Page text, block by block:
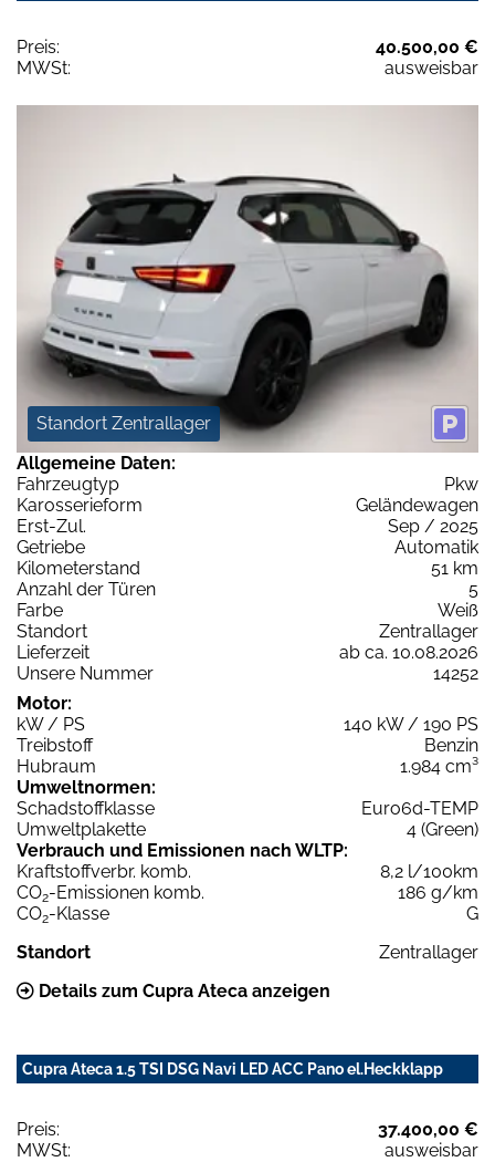
Preis:
40.500,00 €
MWSt:
ausweisbar
Standort Zentrallager
Allgemeine Daten:
Fahrzeugtyp
Pkw
Karosserieform
Geländewagen
Erst-Zul.
Sep / 2025
Getriebe
Automatik
Kilometerstand
51 km
Anzahl der Türen
5
Farbe
Weiß
Standort
Zentrallager
Lieferzeit
ab ca. 10.08.2026
Unsere Nummer
14252
Motor:
kW / PS
140 kW / 190 PS
Treibstoff
Benzin
Hubraum
1.984 cm³
Umweltnormen:
Schadstoffklasse
Euro6d-TEMP
Umweltplakette
4 (Green)
Verbrauch und Emissionen nach WLTP:
Kraftstoffverbr. komb.
8,2 l/100km
CO2-Emissionen komb.
186 g/km
CO2-Klasse
G
Standort
Zentrallager
Details zum Cupra Ateca anzeigen
Cupra Ateca 1.5 TSI DSG Navi LED ACC Pano el.Heckklapp
Preis:
37.400,00 €
MWSt:
ausweisbar